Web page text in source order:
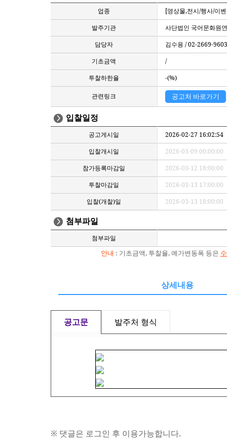
업종
[영상물,전시/행사/이
발주기관
사단법인 국어문화원
담당자
김수용 / 02-2669-9603
기초금액
/
투찰하한율
-(%)
관련링크 공고처 바로가기
입찰일정
공고게시일
2026-02-27 16:02:54
입찰개시일
2026-03-09 00:00:00
참가등록마감일
2026-03-12 18:00:00
투찰마감일
2026-03-13 17:00:00
입찰(개찰)일
2026-03-13 18:00:00
첨부파일
첨부파일
안내 : 기초금액, 투찰율, 예가변동폭 등은
상세내용
공고문 발주처 형식
※ 댓글은 로그인 후 이용가능합니다.